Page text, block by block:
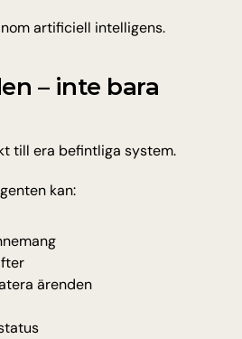
artificiell intelligens.
– inte bara
till era befintliga system.
kan:
ärenden